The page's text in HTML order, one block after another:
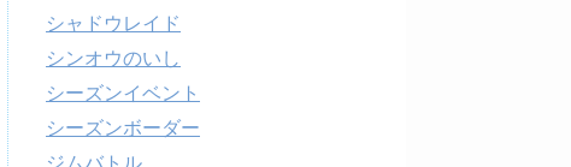
シャドウレイド
シンオウのいし
シーズンイベント
シーズンボーダー
ジムバトル